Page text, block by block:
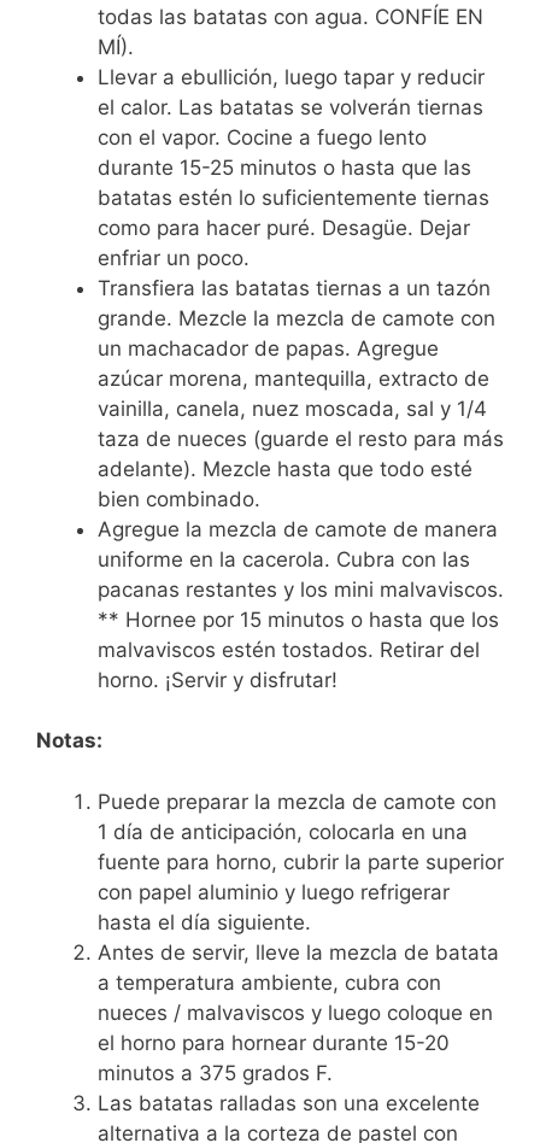
todas las batatas con agua. CONFÍE EN
MÍ).
Llevar a ebullición, luego tapar y reducir
el calor. Las batatas se volverán tiernas
con el vapor. Cocine a fuego lento
durante 15-25 minutos o hasta que las
batatas estén lo suficientemente tiernas
como para hacer puré. Desagüe. Dejar
enfriar un poco.
Transfiera las batatas tiernas a un tazón
grande. Mezcle la mezcla de camote con
un machacador de papas. Agregue
azúcar morena, mantequilla, extracto de
vainilla, canela, nuez moscada, sal y 1/4
taza de nueces (guarde el resto para más
adelante). Mezcle hasta que todo esté
bien combinado.
Agregue la mezcla de camote de manera
uniforme en la cacerola. Cubra con las
pacanas restantes y los mini malvaviscos.
** Hornee por 15 minutos o hasta que los
malvaviscos estén tostados. Retirar del
horno. ¡Servir y disfrutar!
Notas:
Puede preparar la mezcla de camote con
1 día de anticipación, colocarla en una
fuente para horno, cubrir la parte superior
con papel aluminio y luego refrigerar
hasta el día siguiente.
Antes de servir, lleve la mezcla de batata
a temperatura ambiente, cubra con
nueces / malvaviscos y luego coloque en
el horno para hornear durante 15-20
minutos a 375 grados F.
Las batatas ralladas son una excelente
alternativa a la corteza de pastel con